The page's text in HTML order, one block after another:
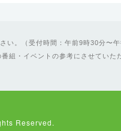
。（受付時間：午前9時30分〜
組・イベントの参考にさせていた
Reserved.